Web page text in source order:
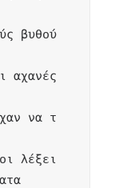
βυθού
αχανές
να τ
λέξει